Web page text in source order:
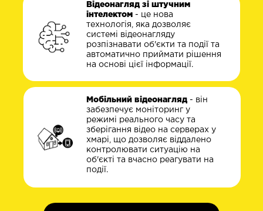
Відеонагляд зі штучним
інтелектом - це нова
технологія, яка дозволяє
системі відеонагляду
розпізнавати об'єкти та події та
автоматично приймати рішення
на основі цієї інформації.
Мобільний відеонагляд- він
забезпечує моніторинг у
режимі реального часу та
зберігання відео на серверах у
хмарі, що дозволяє віддалено
контролювати ситуацію на
об'єкті та вчасно реагувати на
події.